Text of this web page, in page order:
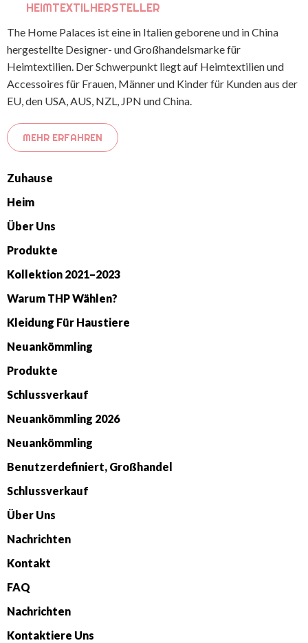
HEIMTEXTILHERSTELLER
The Home Palaces ist eine in Italien geborene und in China
hergestellte Designer- und Großhandelsmarke für
Heimtextilien. Der Schwerpunkt liegt auf Heimtextilien und
Accessoires für Frauen, Männer und Kinder für Kunden aus der
EU, den USA, AUS, NZL, JPN und China.
MEHR ERFAHREN
Zuhause
Heim
Über Uns
Produkte
Kollektion 2021–2023
Warum THP Wählen?
Kleidung Für Haustiere
Neuankömmling
Produkte
Schlussverkauf
Neuankömmling 2026
Neuankömmling
Benutzerdefiniert, Großhandel
Schlussverkauf
Über Uns
Nachrichten
Kontakt
FAQ
Nachrichten
Kontaktiere Uns